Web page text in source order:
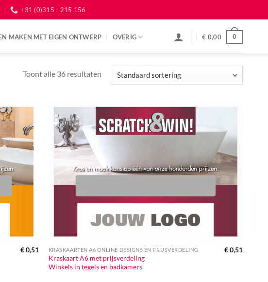
+31 (0)315 - 215 156
MAKEN MET EIGEN ONTWERP OVERIG € 0,00 0
Toont alle 36 resultaten
€0,51 KRASKAARTEN A6 ONLINE DESIGNS EN PRIJSVERDELING
Kraskaart A6 met prijsverdeling
Winkels in tegels en badkamers
€0,51